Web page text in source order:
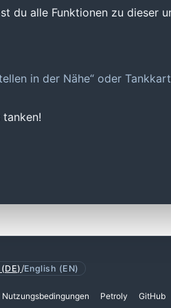
du alle Funktionen zu dieser
in der Nähe“ oder
/English (EN)
Nutzungsbedingungen Petroly GitHub